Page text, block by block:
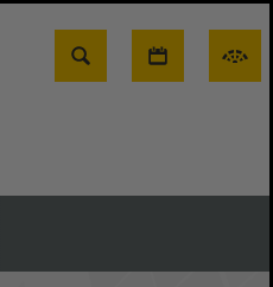
Suche